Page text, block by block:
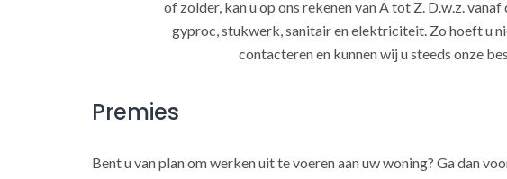
of zolder, kan u op ons rekenen van A tot Z. D.w.z.
gyproc, stukwerk, sanitair en elektriciteit. Zo hoeft u
contacteren en kunnen wij u steeds onze
Premies
Bent u van plan om werken uit te voeren aan uw woning? Ga dan